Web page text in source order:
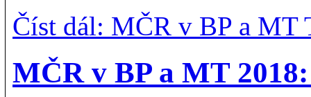
Číst dál: MČR v BP a MT
MČR v BP a MT